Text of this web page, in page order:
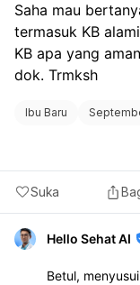
Saha mau
termasuk KB
KB apa yang
dok. Trmksh
Ibu Baru
Suka
Hello Sehat AI
Betul,